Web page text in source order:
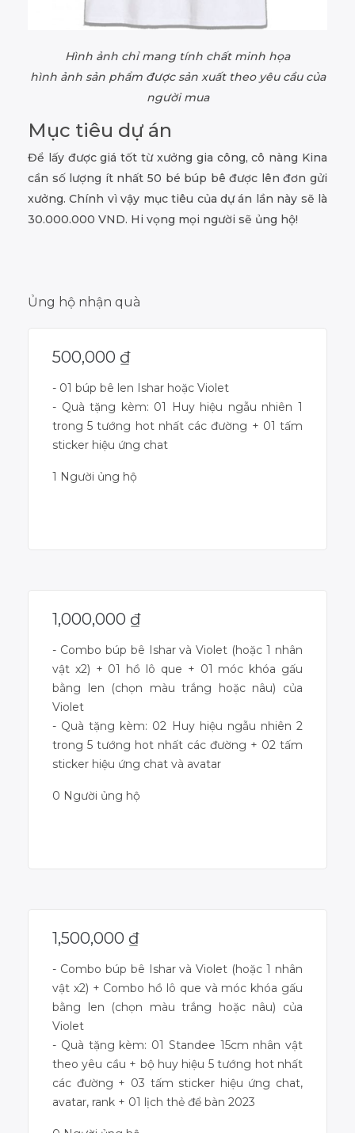
Hình ảnh chỉ mang tính chất minh họa
hình ảnh sản phẩm được sản xuất theo yêu cầu của
người mua
Mục tiêu dự án
Để lấy được giá tốt từ xưởng gia công, cô nàng Kina
cần số lượng ít nhất 50 bé búp bê được lên đơn gửi
xưởng. Chính vì vậy mục tiêu của dự án lần này sẽ là
30.000.000 VND. Hi vọng mọi người sẽ ủng hộ!
Ủng hộ nhận quà
500,000 ₫
- 01 búp bê len Ishar hoặc Violet
- Quà tặng kèm: 01 Huy hiệu ngẫu nhiên 1
trong 5 tướng hot nhất các đường + 01 tấm
sticker hiệu ứng chat
1 Người ủng hộ
1,000,000 ₫
- Combo búp bê Ishar và Violet (hoặc 1 nhân
vật x2) + 01 hồ lô que + 01 móc khóa gấu
bằng len (chọn màu trắng hoặc nâu) của
Violet
- Quà tặng kèm: 02 Huy hiệu ngẫu nhiên 2
trong 5 tướng hot nhất các đường + 02 tấm
sticker hiệu ứng chat và avatar
0 Người ủng hộ
1,500,000 ₫
- Combo búp bê Ishar và Violet (hoặc 1 nhân
vật x2) + Combo hồ lô que và móc khóa gấu
bằng len (chọn màu trắng hoặc nâu) của
Violet
- Quà tặng kèm: 01 Standee 15cm nhân vật
theo yêu cầu + bộ huy hiệu 5 tướng hot nhất
các đường + 03 tấm sticker hiệu ứng chat,
avatar, rank + 01 lịch thẻ để bàn 2023